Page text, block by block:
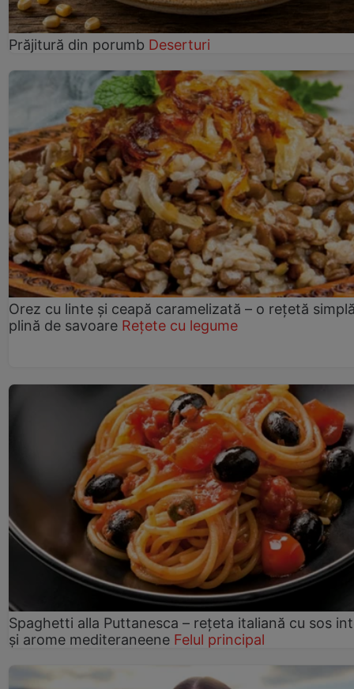
Prăjitură din porumb Deserturi
Orez cu linte și ceapă caramelizată – o rețetă
plină de savoare Rețete cu legume
Spaghetti alla Puttanesca – rețeta italiană cu sos
și arome mediteraneene Felul principal